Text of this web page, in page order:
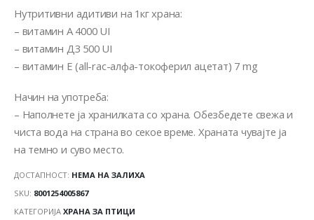
Нутритивни адитиви на 1кг храна:
– витамин А 4000 UI
– витамин Д3 500 UI
– витамин Е (all-rac-алфа-токоферил ацетат) 7 mg
Начин на употреба:
– Наполнете ја хранилката со храна. Обезбедете свежа и
чиста вода на страна во секое време. Храната чувајте ја
на темно и суво место.
ДОСТАПНОСТ: НЕМА НА ЗАЛИХА
SKU: 8001254005867
КАТЕГОРИЈА ХРАНА ЗА ПТИЦИ